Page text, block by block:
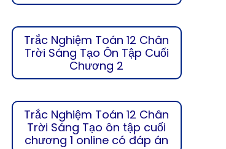
Trắc Nghiệm Toán 12 Chân
Trời Sáng Tạo Ôn Tập Cuối
Chương 2
Trắc Nghiệm Toán 12 Chân
Trời Sáng Tạo ôn tập cuối
chương 1 online có đáp án